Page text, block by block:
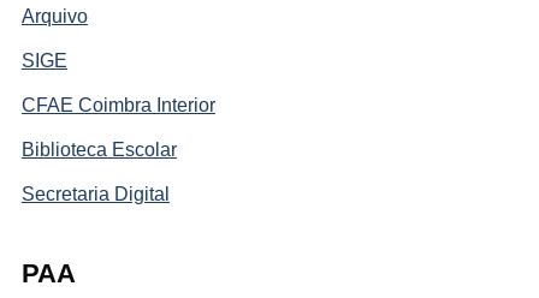
Arquivo
SIGE
CFAE Coimbra Interior
Biblioteca Escolar
Secretaria Digital
PAA